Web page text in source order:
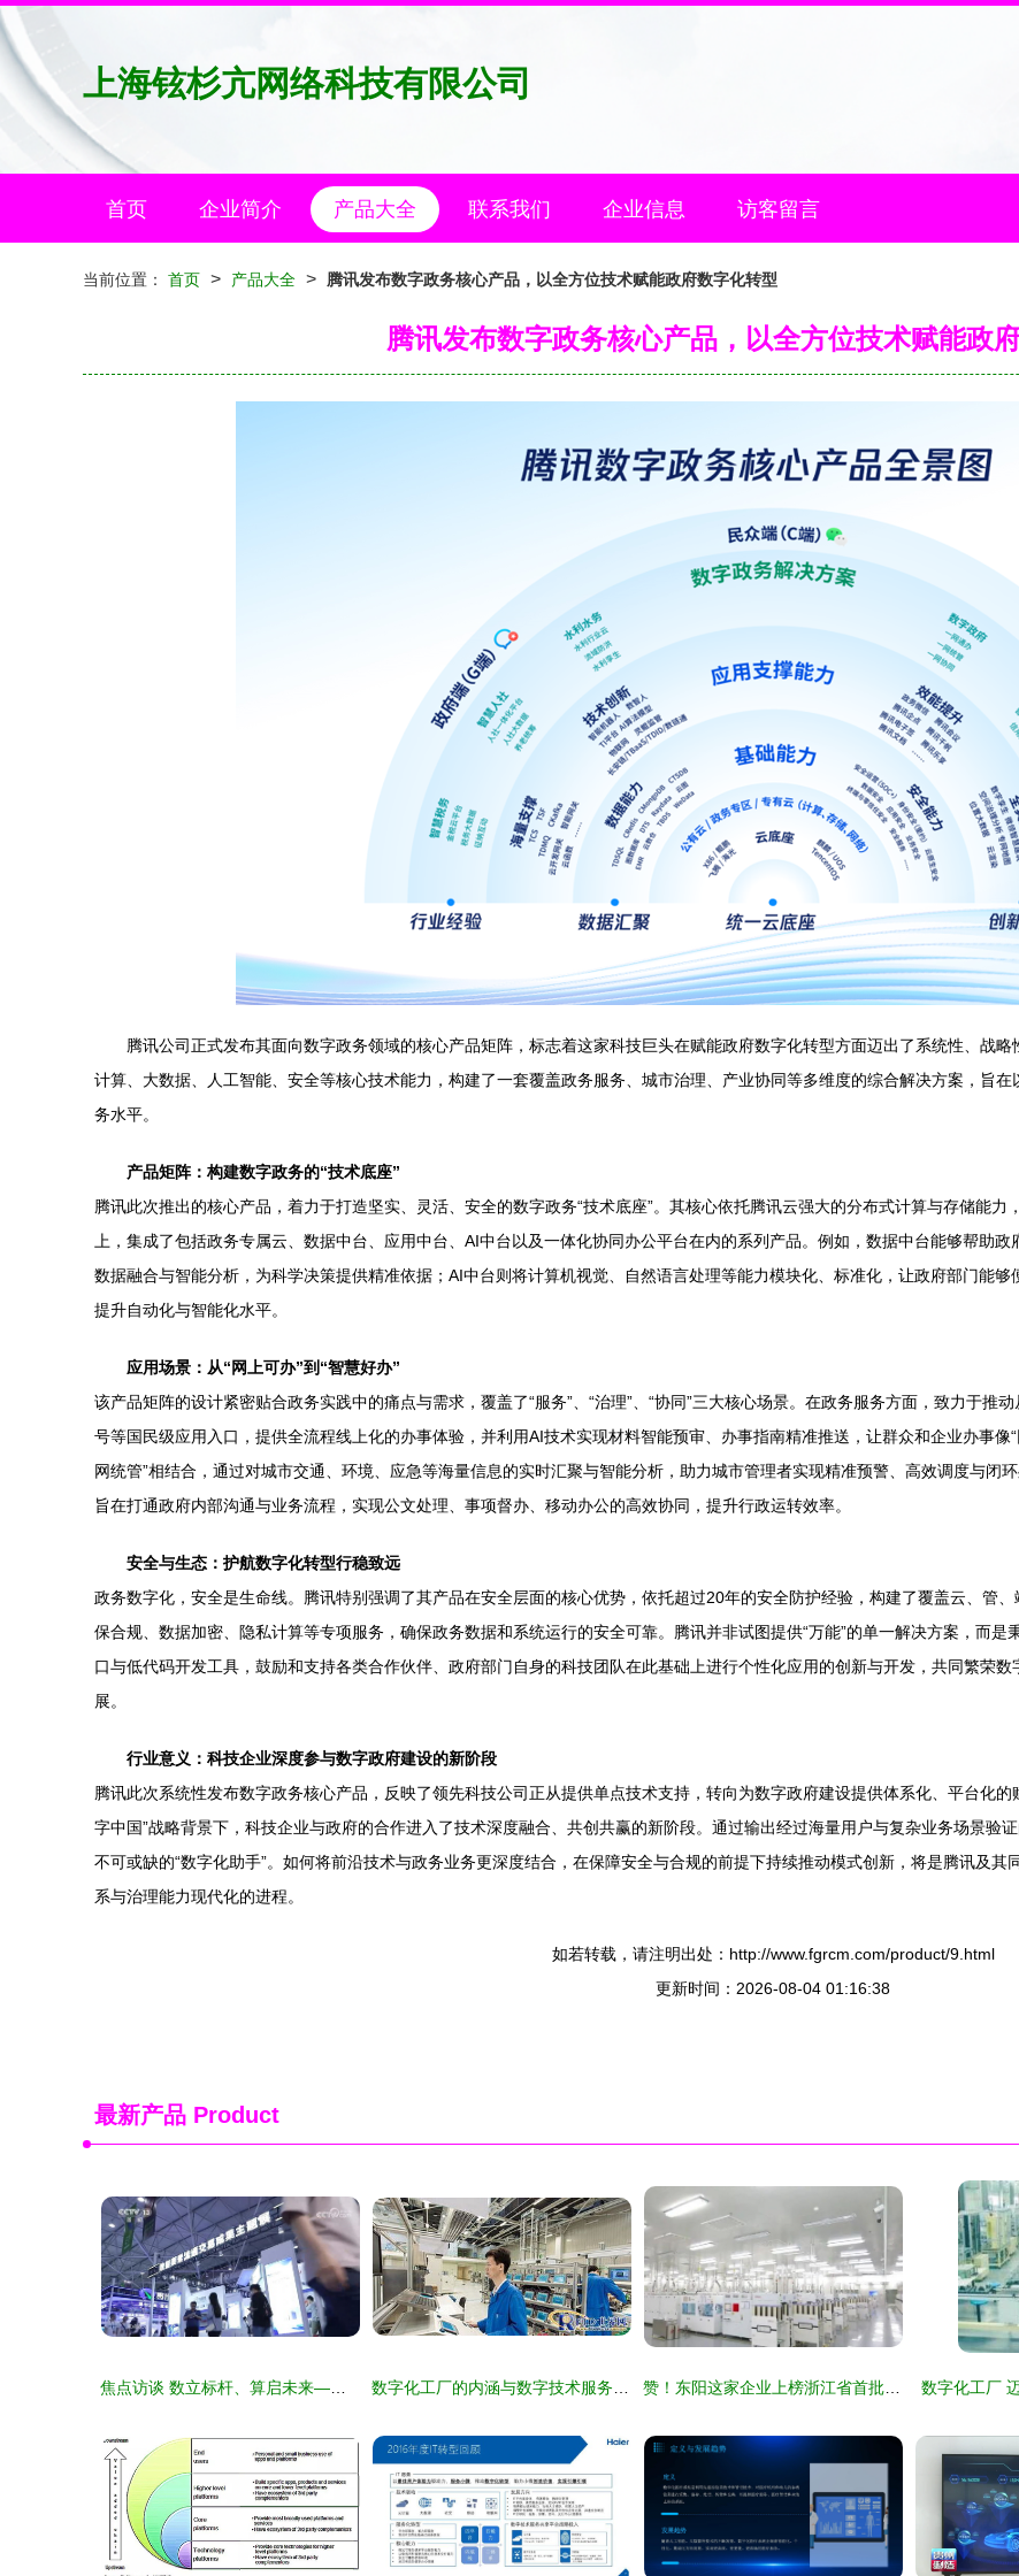
上海铉杉亢网络科技有限公司
首页 企业简介 产品大全 联系我们 企业信息 访客留言
当前位置： 首页 > 产品大全 > 腾讯发布数字政务核心产品，以全方位技术赋能政府数字化转型
腾讯发布数字政务核心产品，以全方位技术赋能政
腾讯公司正式发布其面向数字政务领域的核心产品矩阵，标志着这家科技巨头在赋能政府数字化转型方面迈出了系统性、战
计算、大数据、人工智能、安全等核心技术能力，构建了一套覆盖政务服务、城市治理、产业协同等多维度的综合解决方案，旨
务水平。
产品矩阵：构建数字政务的“技术底座”
腾讯此次推出的核心产品，着力于打造坚实、灵活、安全的数字政务“技术底座”。其核心依托腾讯云强大的分布式计算与存储能
上，集成了包括政务专属云、数据中台、应用中台、AI中台以及一体化协同办公平台在内的系列产品。例如，数据中台能够帮助
数据融合与智能分析，为科学决策提供精准依据；AI中台则将计算机视觉、自然语言处理等能力模块化、标准化，让政府部门能
提升自动化与智能化水平。
应用场景：从“网上可办”到“智慧好办”
该产品矩阵的设计紧密贴合政务实践中的痛点与需求，覆盖了“服务”、“治理”、“协同”三大核心场景。在政务服务方面，致力于推
号等国民级应用入口，提供全流程线上化的办事体验，并利用AI技术实现材料智能预审、办事指南精准推送，让群众和企业办事像
网统管”相结合，通过对城市交通、环境、应急等海量信息的实时汇聚与智能分析，助力城市管理者实现精准预警、高效调度与闭
旨在打通政府内部沟通与业务流程，实现公文处理、事项督办、移动办公的高效协同，提升行政运转效率。
安全与生态：护航数字化转型行稳致远
政务数字化，安全是生命线。腾讯特别强调了其产品在安全层面的核心优势，依托超过20年的安全防护经验，构建了覆盖云、管
保合规、数据加密、隐私计算等专项服务，确保政务数据和系统运行的安全可靠。腾讯并非试图提供“万能”的单一解决方案，而
口与低代码开发工具，鼓励和支持各类合作伙伴、政府部门自身的科技团队在此基础上进行个性化应用的创新与开发，共同繁荣
展。
行业意义：科技企业深度参与数字政府建设的新阶段
腾讯此次系统性发布数字政务核心产品，反映了领先科技公司正从提供单点技术支持，转向为数字政府建设提供体系化、平台化
字中国”战略背景下，科技企业与政府的合作进入了技术深度融合、共创共赢的新阶段。通过输出经过海量用户与复杂业务场景验
不可或缺的“数字化助手”。如何将前沿技术与政务业务更深度结合，在保障安全与合规的前提下持续推动模式创新，将是腾讯及
系与治理能力现代化的进程。
如若转载，请注明出处：http://www.fgrcm.com/product/9.html
更新时间：2026-08-04 01:16:38
最新产品 Product
数字化工厂